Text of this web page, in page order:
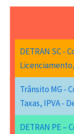
DETRAN SC -
Trânsito MG -
Taxas, IPVA -
DETRAN PE –